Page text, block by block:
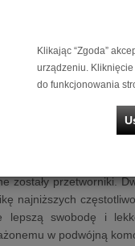
podłogowa
30 mkII to
30 mkII
- podobnie,
zostały przetworniki.
najniższych
lepszą swobodę i
w podwójną
Klikając “Zgoda”
urządzeniu.
do funkcjonowania